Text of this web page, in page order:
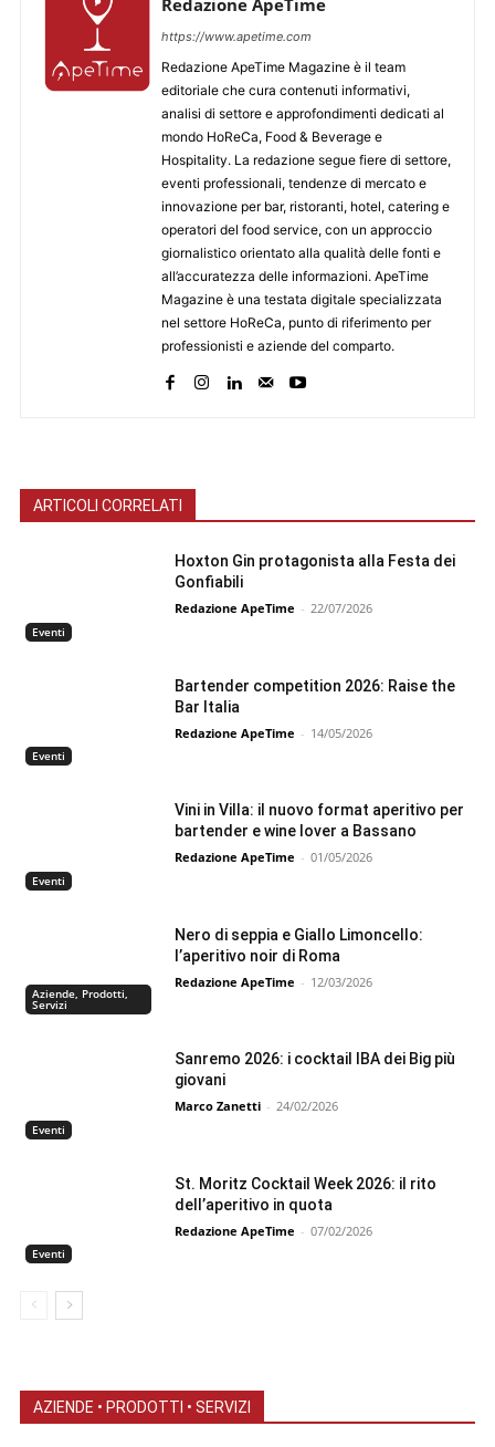
Redazione ApeTime
https://www.apetime.com
Redazione ApeTime Magazine è il team
editoriale che cura contenuti informativi,
analisi di settore e approfondimenti dedicati al
mondo HoReCa, Food & Beverage e
Hospitality. La redazione segue fiere di settore,
eventi professionali, tendenze di mercato e
innovazione per bar, ristoranti, hotel, catering e
operatori del food service, con un approccio
giornalistico orientato alla qualità delle fonti e
all’accuratezza delle informazioni. ApeTime
Magazine è una testata digitale specializzata
nel settore HoReCa, punto di riferimento per
professionisti e aziende del comparto.
ARTICOLI CORRELATI
Eventi
Hoxton Gin protagonista alla Festa dei
Gonfiabili
Redazione ApeTime - 22/07/2026
Eventi
Bartender competition 2026: Raise the
Bar Italia
Redazione ApeTime - 14/05/2026
Eventi
Vini in Villa: il nuovo format aperitivo per
bartender e wine lover a Bassano
Redazione ApeTime - 01/05/2026
Aziende, Prodotti,
Servizi
Nero di seppia e Giallo Limoncello:
l’aperitivo noir di Roma
Redazione ApeTime - 12/03/2026
Eventi
Sanremo 2026: i cocktail IBA dei Big più
giovani
Marco Zanetti - 24/02/2026
Eventi
St. Moritz Cocktail Week 2026: il rito
dell’aperitivo in quota
Redazione ApeTime - 07/02/2026
AZIENDE • PRODOTTI • SERVIZI